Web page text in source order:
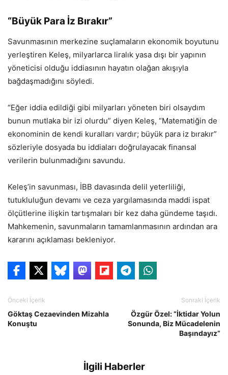
“Büyük Para İz Bırakır”
Savunmasının merkezine suçlamaların ekonomik boyutunu
yerleştiren Keleş, milyarlarca liralık yasa dışı bir yapının
yöneticisi olduğu iddiasının hayatın olağan akışıyla
bağdaşmadığını söyledi.
“Eğer iddia edildiği gibi milyarları yöneten biri olsaydım
bunun mutlaka bir izi olurdu” diyen Keleş, “Matematiğin de
ekonominin de kendi kuralları vardır; büyük para iz bırakır”
sözleriyle dosyada bu iddiaları doğrulayacak finansal
verilerin bulunmadığını savundu.
Keleş’in savunması, İBB davasında delil yeterliliği,
tutukluluğun devamı ve ceza yargılamasında maddi ispat
ölçütlerine ilişkin tartışmaları bir kez daha gündeme taşıdı.
Mahkemenin, savunmaların tamamlanmasının ardından ara
kararını açıklaması bekleniyor.
Önceki İçerik
Göktaş Cezaevinden Mizahla
Konuştu
Sonraki İçerik
Özgür Özel: “İktidar Yolun
Sonunda, Biz Mücadelenin
Başındayız”
İlgili Haberler